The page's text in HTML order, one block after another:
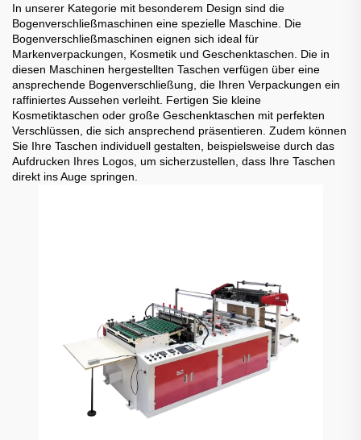
In unserer Kategorie mit besonderem Design sind die
Bogenverschließmaschinen eine spezielle Maschine. Die
Bogenverschließmaschinen eignen sich ideal für
Markenverpackungen, Kosmetik und Geschenktaschen. Die in
diesen Maschinen hergestellten Taschen verfügen über eine
ansprechende Bogenverschließung, die Ihren Verpackungen ein
raffiniertes Aussehen verleiht. Fertigen Sie kleine
Kosmetiktaschen oder große Geschenktaschen mit perfekten
Verschlüssen, die sich ansprechend präsentieren. Zudem können
Sie Ihre Taschen individuell gestalten, beispielsweise durch das
Aufdrucken Ihres Logos, um sicherzustellen, dass Ihre Taschen
direkt ins Auge springen.